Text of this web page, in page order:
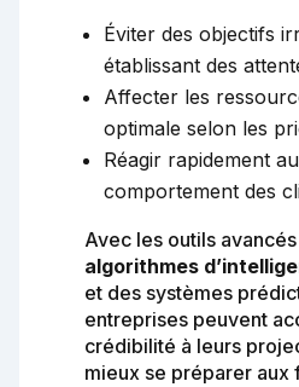
Éviter des objectifs
établissant des
Affecter les
optimale selon les
Réagir rapidement
comportement des
Avec les outils
algorithmes
et des systèmes
entreprises peuvent
crédibilité à leurs
mieux se préparer aux